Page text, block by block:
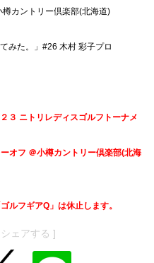
リー倶楽部(北海道)
みた。」#26 木村 彩子プロ
３ ニトリレディスゴルフトーナメ
小樽カントリー倶楽部(北海
ルフギアQ」は休止します。
ェアする ]